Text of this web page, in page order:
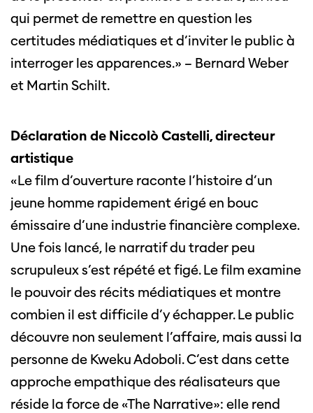
Cette page ne s'affiche pas de manière
optimale avec Internet Explorer. Veuillez
utiliser un autre navigateur.
qui permet de remettre en question les
certitudes médiatiques et d’inviter le public à
interroger les apparences.» – Bernard Weber
et Martin Schilt.
Déclaration de Niccolò Castelli, directeur
artistique
«Le film d’ouverture raconte l’histoire d’un
jeune homme rapidement érigé en bouc
émissaire d’une industrie financière complexe.
Une fois lancé, le narratif du trader peu
scrupuleux s’est répété et figé. Le film examine
le pouvoir des récits médiatiques et montre
combien il est difficile d’y échapper. Le public
découvre non seulement l’affaire, mais aussi la
personne de Kweku Adoboli. C’est dans cette
approche empathique des réalisateurs que
réside la force de «The Narrative»: elle rend